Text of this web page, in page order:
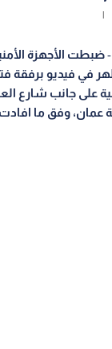
|
-ضبطت الأجهزة
في فيديو برفقة
على جانب شارع
عمان، وفق ما